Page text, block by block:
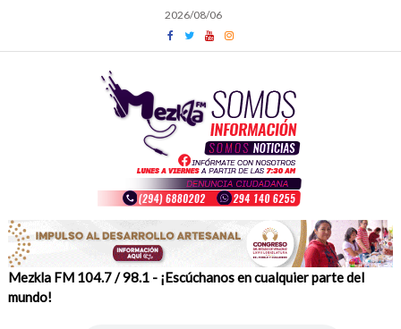
content
2026/08/06
Mezkla FM 104.7 / 98.1 - ¡Escúchanos en cualquier parte del
mundo!